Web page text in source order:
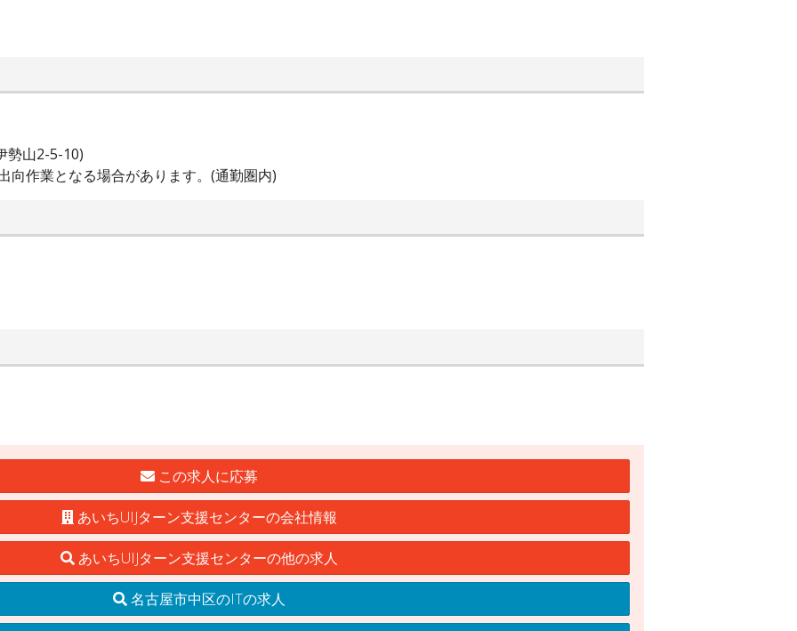
勢山2-5-10)
向作業となる場合があります。(通勤圏内)
この求人に応募
あいちUIJターン支援センターの会社情報
あいちUIJターン支援センターの他の求人
名古屋市中区のITの求人